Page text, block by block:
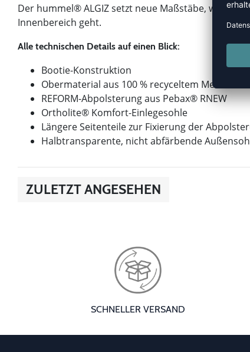
Der hummel® ALGIZ setzt neue Maßstäbe, wenn
Innenbereich geht.
Alle technischen Details auf einen Blick:
Bootie-Konstruktion
Obermaterial aus 100 % recyceltem Mesh mit
REFORM-Abpolsterung aus Pebax® RNEW
Ortholite® Komfort-Einlegesohle
Längere Seitenteile zur Fixierung der
Halbtransparente, nicht abfärbende
ZULETZT ANGESEHEN
SCHNELLER VERSAND